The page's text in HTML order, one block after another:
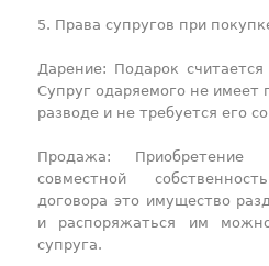
5. Права супругов при
Дарение: Подарок
Супруг одаряемого не имеет
разводе и не требуется его
Продажа:
совместной
договора это имущество
и распоряжаться им
супруга.